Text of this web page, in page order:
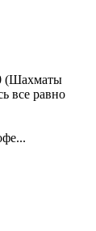
(Шахматы
все равно